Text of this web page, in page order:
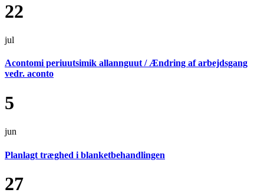
22
jul
Acontomi periuutsimik allannguut / Ændring af arbejdsgang
vedr. aconto
5
jun
Planlagt træghed i blanketbehandlingen
27